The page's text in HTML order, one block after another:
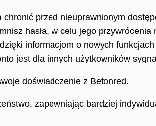
chronić przed nieuprawnionym
hasła, w celu jego
informacjom o nowych
jest dla innych użytkowników
doświadczenie z Betonred.
zapewniając bardziej